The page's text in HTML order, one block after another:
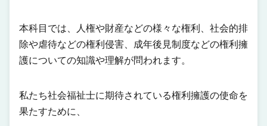
本科目では、人権や財産などの様々な権利、社会的排
除や虐待などの権利侵害、成年後見制度などの権利擁
護についての知識や理解が問われます。
私たち社会福祉士に期待されている権利擁護の使命を
果たすために、